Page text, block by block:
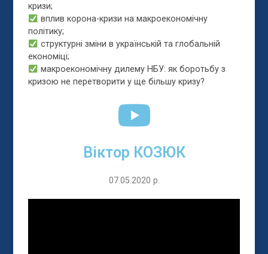
кризи;
вплив корона-кризи на макроекономічну
політику;
структурні зміни в українській та глобальній
економіці;
макроекономічну дилему НБУ: як боротьбу з
кризою не перетворити у ще більшу кризу?
Віктор КОЗЮК
07.05.2020 р.